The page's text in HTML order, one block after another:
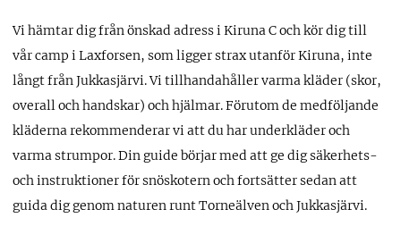
Vi hämtar dig från önskad adress i Kiruna C och kör dig till
vår camp i Laxforsen, som ligger strax utanför Kiruna, inte
långt från Jukkasjärvi. Vi tillhandahåller varma kläder (skor,
overall och handskar) och hjälmar. Förutom de medföljande
kläderna rekommenderar vi att du har underkläder och
varma strumpor. Din guide börjar med att ge dig säkerhets-
och instruktioner för snöskotern och fortsätter sedan att
guida dig genom naturen runt Torneälven och Jukkasjärvi.